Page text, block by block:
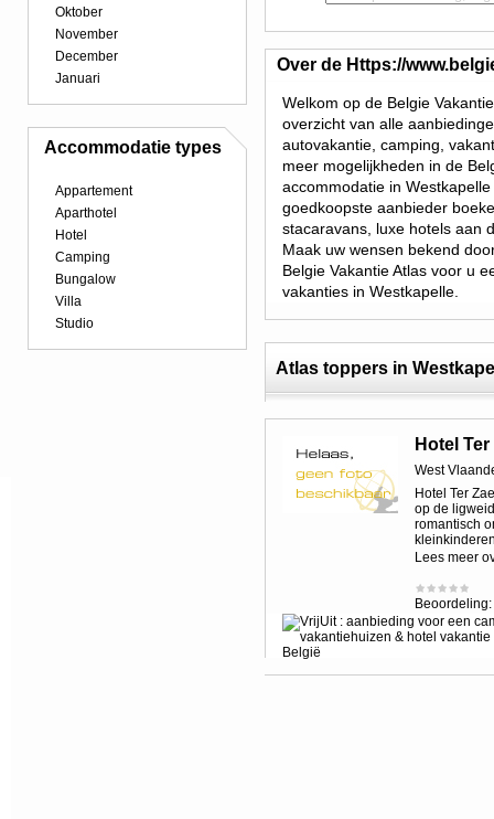
Oktober
November
December
Januari
Accommodatie types
Appartement
Aparthotel
Hotel
Camping
Bungalow
Villa
Studio
Over de Https://
Welkom op de Belgie
overzicht van alle
autovakantie, camping,
meer mogelijkheden in de
accommodatie in
goedkoopste aanbieder
stacaravans, luxe hotels aan
Maak uw wensen bekend
Belgie Vakantie Atlas voor u
vakanties in Westkapelle.
Atlas toppers in
Hotel
West
Hotel Ter
op de
romantisch
Lees meer
Beoordeling: